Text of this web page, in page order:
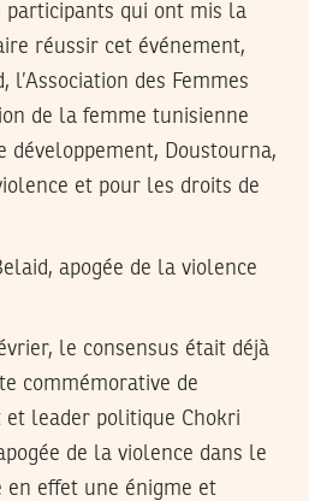
participants qui ont mis la
réussir cet événement,
des Femmes
de la femme tunisienne
Doustourna,
et pour les droits de
apogée de la violence
le consensus était déjà
commémorative de
et leader politique Chokri
de la violence dans le
en effet une énigme et